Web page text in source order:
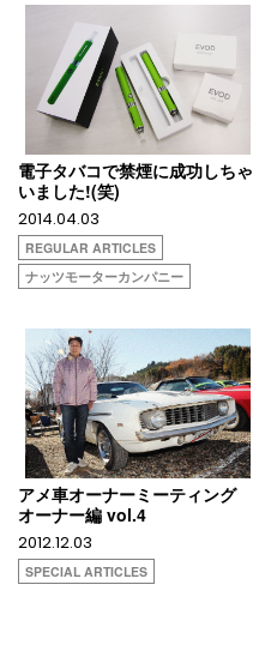
電子タバコで禁煙に成功しちゃ
いました!(笑)
2014.04.03
REGULAR ARTICLES
ナッツモーターカンパニー
アメ車オーナーミーティング
オーナー編 vol.4
2012.12.03
SPECIAL ARTICLES